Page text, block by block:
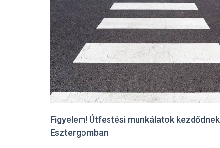
Figyelem! Útfestési munkálatok kezdődnek
Esztergomban